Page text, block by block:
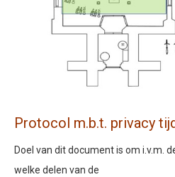
Protocol m.b.t. privacy
Doel van dit document is om i.v.m.
welke delen van de